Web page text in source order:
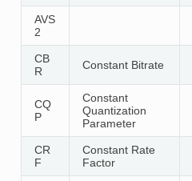
AVS
2
CB
R
Constant Bitrate
CQ
P
Constant
Quantization
Parameter
CR
F
Constant Rate
Factor